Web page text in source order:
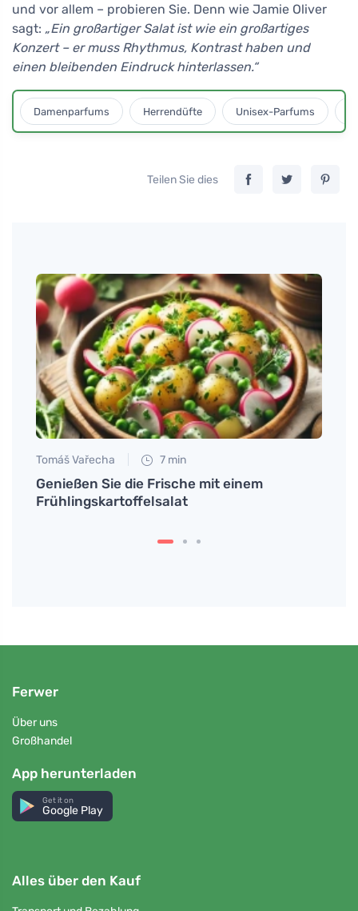
und vor allem – probieren Sie. Denn wie Jamie Oliver
sagt: „Ein großartiger Salat ist wie ein großartiges
Konzert – er muss Rhythmus, Kontrast haben und
einen bleibenden Eindruck hinterlassen.“
Damenparfums Herrendüfte Unisex-Parfums
Teilen Sie dies
Tomáš Vařecha 7 min
Genießen Sie die Frische mit einem
Frühlingskartoffelsalat
Ferwer
Über uns
Großhandel
App herunterladen
Get it on
Google Play
Alles über den Kauf